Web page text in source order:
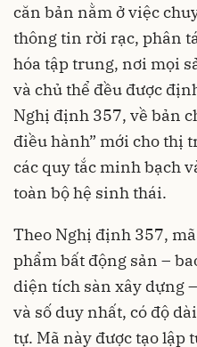
căn bản nằm ở việc
thông tin rời rạc, phân
hóa tập trung, nơi mọi
và chủ thể đều được
Nghị định 357, về bản
điều hành” mới cho thị
các quy tắc minh bạch
toàn bộ hệ sinh thái.
Theo Nghị định 357,
phẩm bất động sản –
diện tích sàn xây dựng
và số duy nhất, có độ
tự. Mã này được tạo lập